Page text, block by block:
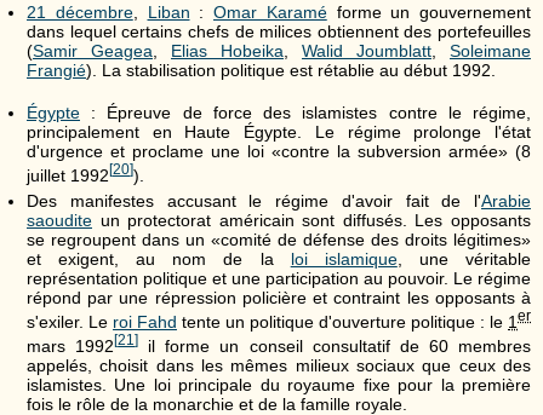
21 décembre, Liban : Omar Karaméforme un gouvernement
dans lequel certains chefs de milices obtiennent des portefeuilles
(Samir Geagea Elias Hobeika Walid Joumblatt
Soleimane
Frangié). La stabilisation politique est rétablie au début 1992.
Égypte : Épreuve de force des islamistes contre le régime,
principalement en Haute Égypte. Le régime prolonge l'état
d'urgence et proclame une loi «contre la subversion armée» (8
juillet 1992[20]).
Des manifestes accusant le régime d'avoir fait de l'Arabie
saoudite un protectorat américain sont diffusés. Les opposants
se regroupent dans un «comité de défense des droits légitimes»
et exigent, au nom de la loi islamique, une véritable
représentation politique et une participation au pouvoir. Le régime
répond par une répression policière et contraint les opposants à
s'exiler. Le roi Fahd tente un politique d'ouverture politique : le 1 er
mars 1992[21]
il forme un conseil consultatif de 60 membres
appelés, choisit dans les mêmes milieux sociaux que ceux des
islamistes. Une loi principale du royaume fixe pour la première
fois le rôle de la monarchie et de la famille royale.